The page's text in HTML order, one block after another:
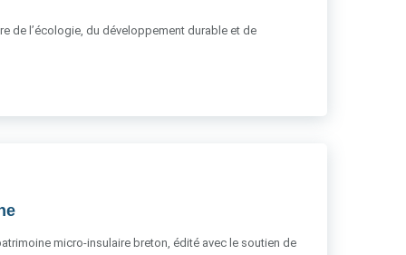
de l’écologie, du développement durable et de
micro-insulaire breton, édité avec le soutien de